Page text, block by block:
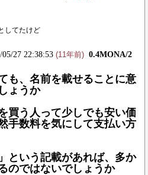
してたけど
05/27 22:38:53 (11年前) 0.4MONA/2
も、名前を載せることに意
ょうか
買う人って少しでも安い価
手数料を気にして支払い方
という記載があれば、多か
のではないでしょうか